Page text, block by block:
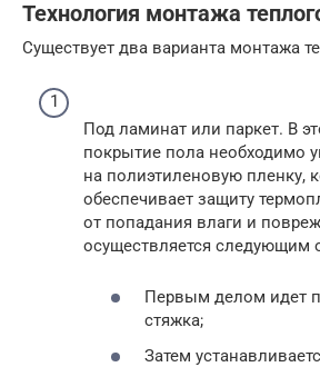
Технология монтажа
Существует два варианта монтажа
Под ламинат или паркет. В
покрытие пола необходимо
на полиэтиленовую пленку,
обеспечивает защиту
от попадания влаги и
осуществляется следующим
Первым делом идет
стяжка;
Затем